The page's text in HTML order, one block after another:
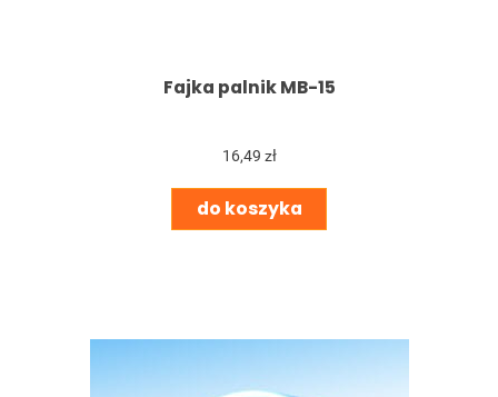
Fajka palnik MB-15
16,49 zł
do koszyka